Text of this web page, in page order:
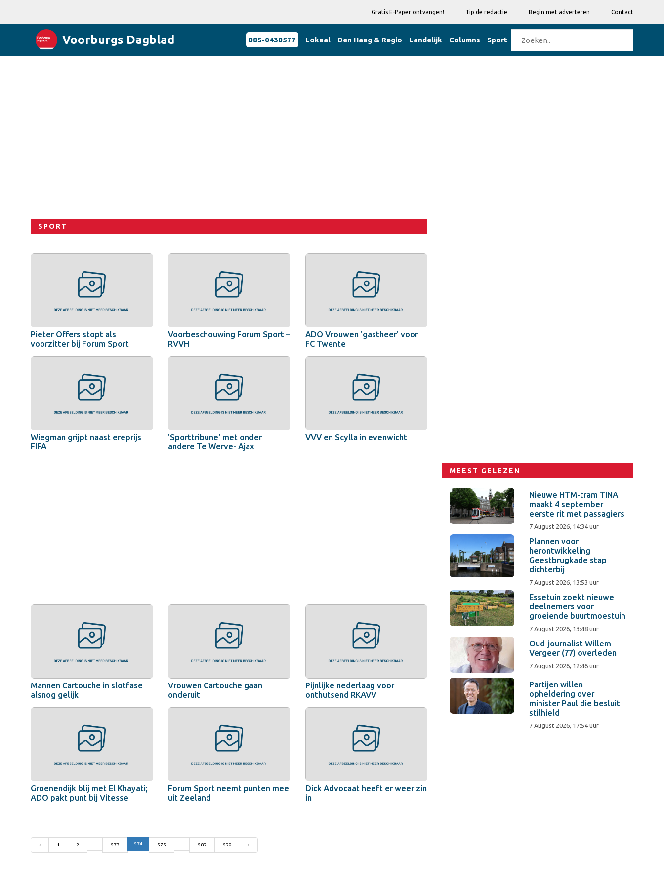
Gratis E-Paper ontvangen! Tip de redactie Begin met adverteren Contact
Voorburgs Dagblad 085-0430577 Lokaal Den Haag & Regio Landelijk Columns Sport
SPORT
Pieter Offers stopt als
voorzitter bij Forum Sport
Voorbeschouwing Forum Sport –
RVVH
ADO Vrouwen 'gastheer' voor
FC Twente
Wiegman grijpt naast ereprijs
FIFA
'Sporttribune' met onder
andere Te Werve- Ajax
VVV en Scylla in evenwicht
Mannen Cartouche in slotfase
alsnog gelijk
Vrouwen Cartouche gaan
onderuit
Pijnlijke nederlaag voor
onthutsend RKAVV
Groenendijk blij met El Khayati;
ADO pakt punt bij Vitesse
Forum Sport neemt punten mee
uit Zeeland
Dick Advocaat heeft er weer zin
in
‹ 1 2 573 574 575 589 590 ›
MEEST GELEZEN
Nieuwe HTM-tram TINA
maakt 4 september
eerste rit met passagiers
7 August 2026, 14:34 uur
Plannen voor
herontwikkeling
Geestbrugkade stap
dichterbij
7 August 2026, 13:53 uur
Essetuin zoekt nieuwe
deelnemers voor
groeiende buurtmoestuin
7 August 2026, 13:48 uur
Oud-journalist Willem
Vergeer (77) overleden
7 August 2026, 12:46 uur
Partijen willen
opheldering over
minister Paul die besluit
stilhield
7 August 2026, 17:54 uur